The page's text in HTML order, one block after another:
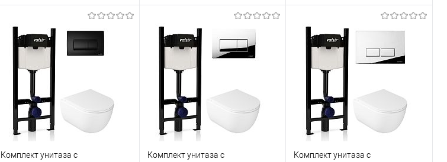
В корзину
Купить в 1 клик
В избранное
В корзину
Купить в 1 клик
Сравнение
В избранное
В корзину
Купить в 1 клик
Сравнение
В избранное
Комплект унитаза с
Комплект унитаза с
Комплект унитаза с